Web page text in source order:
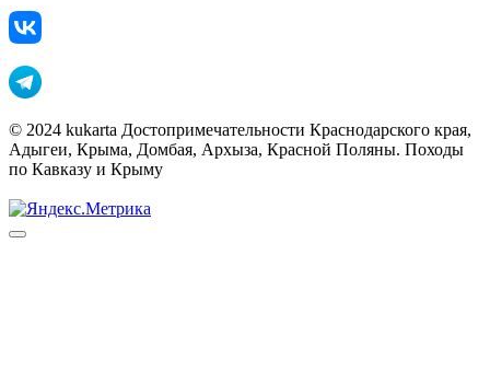
© 2024 kukarta Достопримечательности Краснодарского края,
Адыгеи, Крыма, Домбая, Архыза, Красной Поляны. Походы
по Кавказу и Крыму